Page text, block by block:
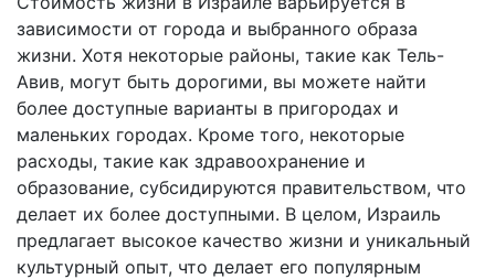
зависимости от города и выбранного образа
жизни. Хотя некоторые районы, такие как Тель-
Авив, могут быть дорогими, вы можете найти
более доступные варианты в пригородах и
маленьких городах. Кроме того, некоторые
расходы, такие как здравоохранение и
образование, субсидируются правительством, что
делает их более доступными. В целом, Израиль
предлагает высокое качество жизни и уникальный
культурный опыт, что делает его популярным